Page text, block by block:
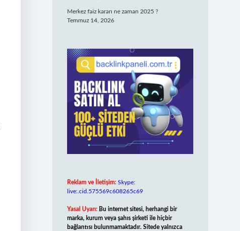
Merkez faiz kararı ne zaman 2025 ?
Temmuz 14, 2026
Reklam ve İletişim: Skype:
live:.cid.575569c608265c69
Yasal Uyarı: Bu internet sitesi, herhangi bir
marka, kurum veya şahıs şirketi ile hiçbir
bağlantısı bulunmamaktadır. Sitede yalnızca